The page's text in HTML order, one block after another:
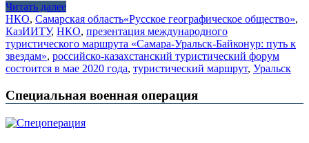
Читать далее
НКО, Самарская область«Русское географическое общество»,
КазИИТУ, НКО, презентация международного
туристического маршрута «Самара-Уральск-Байконур: путь к
звездам», российско-казахстанский туристический форум
состоится в мае 2020 года, туристический маршрут, Уральск
Специальная военная операция